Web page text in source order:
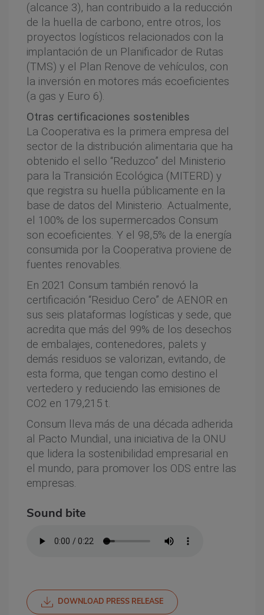
(alcance 3), han contribuido a la reducción
de la huella de carbono, entre otros, los
proyectos logísticos relacionados con la
implantación de un Planificador de Rutas
(TMS) y el Plan Renove de vehículos, con
la inversión en motores más ecoeficientes
(a gas y Euro 6).
Otras certificaciones sostenibles
La Cooperativa es la primera empresa del
sector de la distribución alimentaria que ha
obtenido el sello “Reduzco” del Ministerio
para la Transición Ecológica (MITERD) y
que registra su huella públicamente en la
base de datos del Ministerio. Actualmente,
el 100% de los supermercados Consum
son ecoeficientes. Y el 98,5% de la energía
consumida por la Cooperativa proviene de
fuentes renovables.
En 2021 Consum también renovó la
certificación “Residuo Cero” de AENOR en
sus seis plataformas logísticas y sede, que
acredita que más del 99% de los desechos
de embalajes, contenedores, palets y
demás residuos se valorizan, evitando, de
esta forma, que tengan como destino el
vertedero y reduciendo las emisiones de
CO2 en 179,215 t.
Consum lleva más de una década adherida
al Pacto Mundial, una iniciativa de la ONU
que lidera la sostenibilidad empresarial en
el mundo, para promover los ODS entre las
empresas.
Sound bite
DOWNLOAD PRESS RELEASE